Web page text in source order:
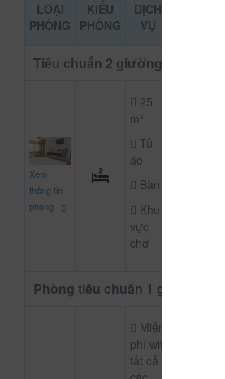
LOẠI
PHÒNG
KIỂU
PHÒNG
DỊCH
VỤ
Tiêu chuẩn 2 giường
Xem
thông tin
phòng
25
m²
Tủ
áo
Bàn
Khu
vực
chờ
Phòng tiêu chuẩn 1 giường đôi
Miễn
phí wifi
tất cả